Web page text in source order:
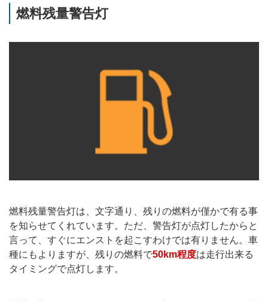
燃料残量警告灯
燃料残量警告灯は、文字通り、残りの燃料が僅かで有る事
を知らせてくれています。ただ、警告灯が点灯したからと
言って、すぐにエンストを起こすわけでは有りません。車
種にもよりますが、残りの燃料で50km程度は走行出来る
タイミングで点灯します。